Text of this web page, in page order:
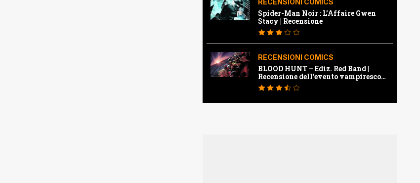
Spider-Man Noir : L’Affaire Gwen
Stacy | Recensione
RECENSIONI COMICS
BLOOD HUNT – Ediz. Red Band |
Recensione dell’evento vampiresco
della Marvel